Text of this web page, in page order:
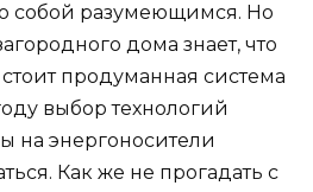
собой разумеющимся. Но
дома знает, что
продуманная система
выбор технологий
на энергоносители
Как же не прогадать с